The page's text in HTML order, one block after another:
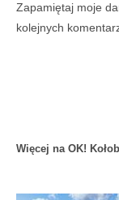
Zapamiętaj moje
kolejnych
Więcej na OK!